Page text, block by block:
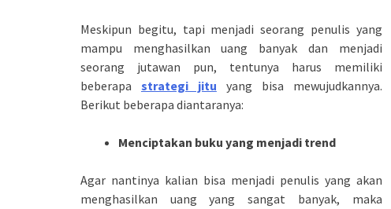
Meskipun begitu, tapi menjadi seorang penulis yang
mampu menghasilkan uang banyak dan menjadi
seorang jutawan pun, tentunya harus memiliki
beberapa strategi jitu yang bisa mewujudkannya.
Berikut beberapa diantaranya:
Menciptakan buku yang menjadi trend
Agar nantinya kalian bisa menjadi penulis yang akan
menghasilkan uang yang sangat banyak, maka